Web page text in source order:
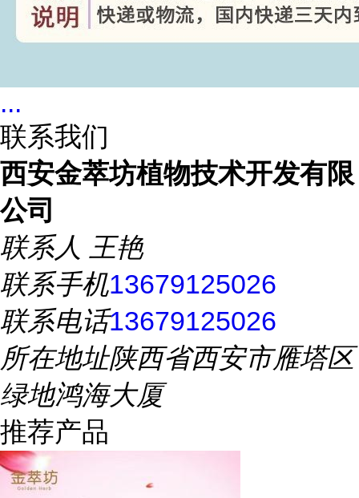
...
联系我们
西安金萃坊植物技术开发有限
公司
联系人 王艳
联系手机13679125026
联系电话13679125026
所在地址陕西省西安市雁塔区
绿地鸿海大厦
推荐产品